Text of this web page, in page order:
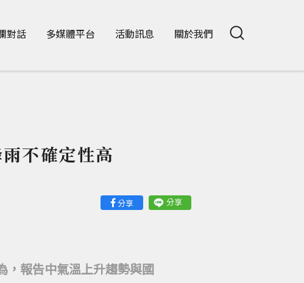
對話 多媒體平台 活動訊息 關於我們
不確定性高
分享 分享
，報告中氣溫上升趨勢與國